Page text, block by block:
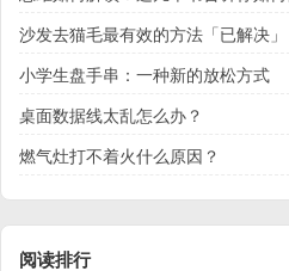
沙发去猫毛最有效的方法「已解决」
小学生盘手串：一种新的放松方式
桌面数据线太乱怎么办？
燃气灶打不着火什么原因？
阅读排行